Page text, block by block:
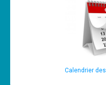
Calendrier